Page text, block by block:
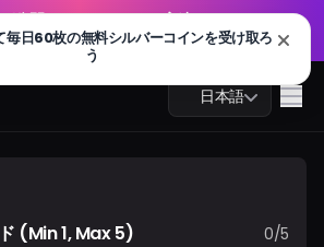
公開されました：より高速、よりスマー
対応。今すぐお試しください
日本語
開されました：より高速、よりスマー
(Min 1, Max 5) 0/5